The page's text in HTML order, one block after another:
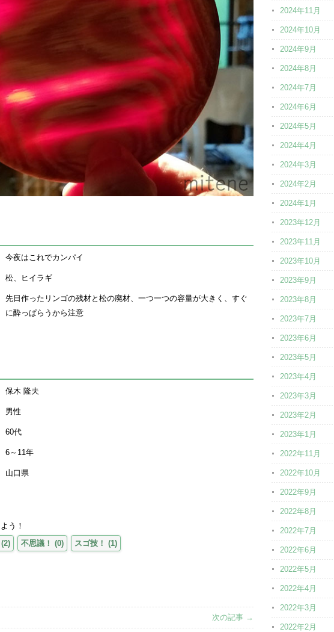
今夜はこれでカンパイ
松、ヒイラギ
先日作ったリンゴの残材と松の廃材、一つ一つの容量が大きく、すぐ
に酔っぱらうから注意
保木 隆夫
男性
60代
6～11年
山口県
う！
(2) 不思議！ (0) スゴ技！ (1)
次の記事 →
2024年11月
2024年10月
2024年9月
2024年8月
2024年7月
2024年6月
2024年5月
2024年4月
2024年3月
2024年2月
2024年1月
2023年12月
2023年11月
2023年10月
2023年9月
2023年8月
2023年7月
2023年6月
2023年5月
2023年4月
2023年3月
2023年2月
2023年1月
2022年11月
2022年10月
2022年9月
2022年8月
2022年7月
2022年6月
2022年5月
2022年4月
2022年3月
2022年2月